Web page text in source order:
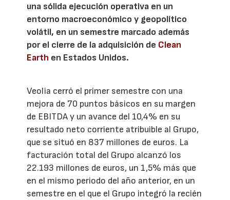
una sólida ejecución operativa en un
entorno macroeconómico y geopolítico
volátil, en un semestre marcado además
por el cierre de la adquisición de Clean
Earth en Estados Unidos.
Veolia cerró el primer semestre con una
mejora de 70 puntos básicos en su margen
de EBITDA y un avance del 10,4% en su
resultado neto corriente atribuible al Grupo,
que se situó en 837 millones de euros. La
facturación total del Grupo alcanzó los
22.193 millones de euros, un 1,5% más que
en el mismo periodo del año anterior, en un
semestre en el que el Grupo integró la recién